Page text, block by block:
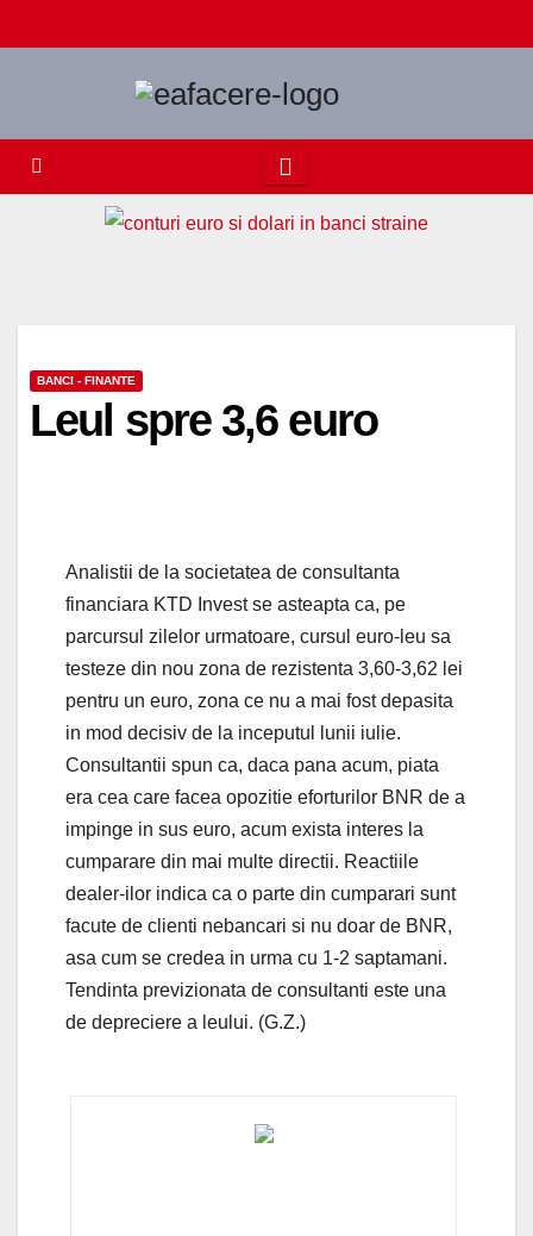
to
BANCI - FINANTE
Leul spre 3,6 euro
Analistii de la societatea de consultanta
financiara KTD Invest se asteapta ca, pe
parcursul zilelor urmatoare, cursul euro-leu sa
testeze din nou zona de rezistenta 3,60-3,62 lei
pentru un euro, zona ce nu a mai fost depasita
in mod decisiv de la inceputul lunii iulie.
Consultantii spun ca, daca pana acum, piata
era cea care facea opozitie eforturilor BNR de a
impinge in sus euro, acum exista interes la
cumparare din mai multe directii. Reactiile
dealer-ilor indica ca o parte din cumparari sunt
facute de clienti nebancari si nu doar de BNR,
asa cum se credea in urma cu 1-2 saptamani.
Tendinta previzionata de consultanti este una
de depreciere a leului. (G.Z.)